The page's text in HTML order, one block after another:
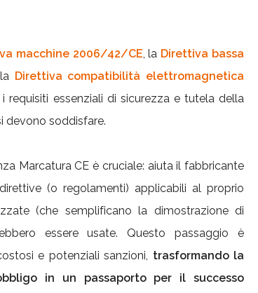
macchine 2006/42/CE, la Direttiva bassa
Direttiva compatibilità elettromagnetica
i requisiti essenziali di sicurezza e tutela della
devono soddisfare.
Marcatura CE è cruciale: aiuta il fabbricante
(o regolamenti) applicabili al proprio
(che semplificano la dimostrazione di
essere usate. Questo passaggio è
e potenziali sanzioni, trasformando la
in un passaporto per il successo